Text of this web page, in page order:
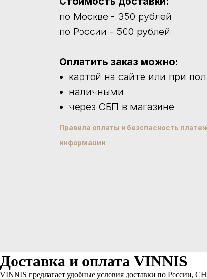
по Москве - 350 рублей
по России - 500 рублей
Оплатить заказ можно:
картой на сайте или при
наличными
через СБП в магазине
Правила оплаты и безопасность
информации
Доставка и оплата VINNIS
VINNIS предлагает удобные условия доставки по России,